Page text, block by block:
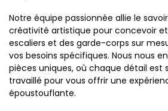
Notre équipe passionnée allie le
créativité artistique pour concevoir
escaliers et des garde-corps sur
vos besoins spécifiques. Nous nous
pièces uniques, où chaque détail est
travaillé pour vous offrir une
époustouflante.